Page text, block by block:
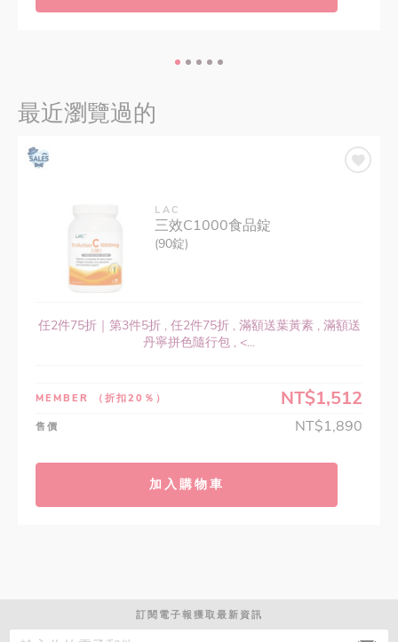
最近瀏覽過的
LAC
三效C1000食品錠
(90錠)
任2件75折｜第3件5折 , 任2件75折 , 滿額送葉黃素 , 滿額送
丹寧拼色隨行包 , <...
MEMBER （折扣20％） NT$1,512
售價 NT$1,890
加入購物車
訂閱電子報獲取最新資訊